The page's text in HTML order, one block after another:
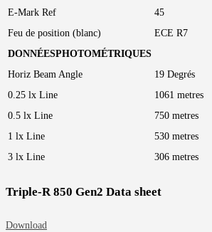
E-Mark Ref
45
Feu de position (blanc)
ECE R7
DONNÉESPHOTOMÉTRIQUES
Horiz Beam Angle
19 Degrés
0.25 lx Line
1061 metres
0.5 lx Line
750 metres
1 lx Line
530 metres
3 lx Line
306 metres
Triple-R 850 Gen2 Data sheet
Download